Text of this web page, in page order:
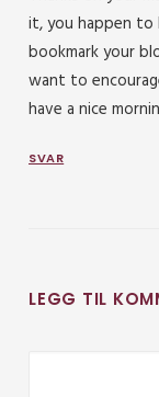
it, you happen to
bookmark your
want to
have a nice
SVAR
LEGG TIL